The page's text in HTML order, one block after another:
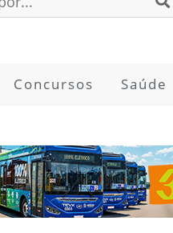
Concursos Saúde